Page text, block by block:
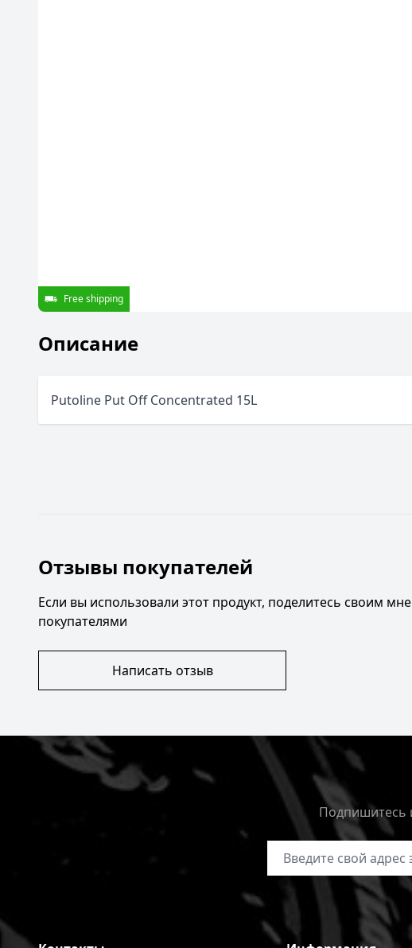
Free shipping
Описание
Putoline Put Off Concentrated 15L
Отзывы покупателей
Если вы использовали этот продукт, поделитесь своим
покупателями
Написать отзыв
Подпишитесь
Адрес электронной